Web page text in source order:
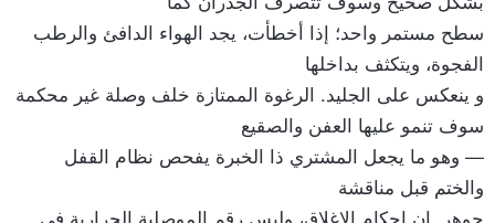
سطح مستمر واحد؛ إذا أخطأت، يجد الهواء الدافئ والرطب
الفجوة، ويتكثف بداخلها
و ينعكس على الجليد. الرغوة الممتازة خلف وصلة غير محكمة
سوف تنمو عليها العفن والصقيع
— وهو ما يجعل المشتري ذا الخبرة يفحص نظام القفل
والختم قبل مناقشة
جوهر. إن إحكام الإغلاق، وليس رقم الموصلية الحرارية في